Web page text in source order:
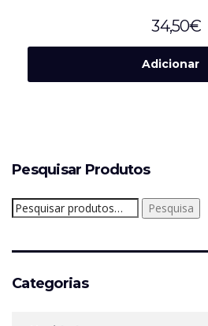
34,50€
Adicionar
Pesquisar Produtos
Pesquisar
por:
Pesquisa
Categorias